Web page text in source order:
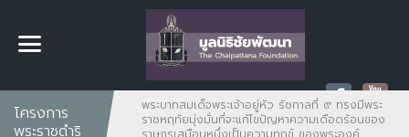
โครงการ
พระราชดำริ
พระบาทสมเด็จพระเจ้าอยู่หัว รัชกาลที่ ๙ ทรงมีพระ
ราชหฤทัยมุ่งมั่นที่จะแก้ไขปัญหาความเดือดร้อนของ